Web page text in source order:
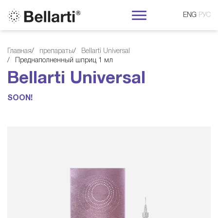
ENG РУС
B
e
Главная препараты
Bellarti Universal
Преднаполненный шприц 1 мл
Bellarti Universal
SOON!